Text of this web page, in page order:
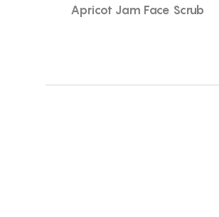
Apricot Jam Face Scrub